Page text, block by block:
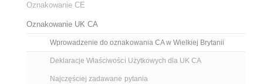
Oznakowanie CE
Oznakowanie UK CA
Wprowadzenie do oznakowania CA w Wielkiej Brytanii
Deklaracje Właściwości Użytkowych dla UK CA
Najczęściej zadawane pytania